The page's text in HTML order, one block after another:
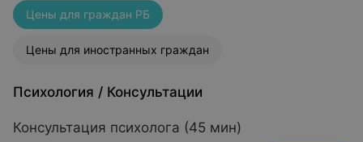
Цены для граждан РБ
Цены для иностранных граждан
Психология / Консультации
Консультация психолога (45 мин)